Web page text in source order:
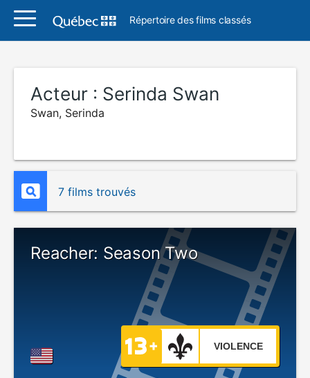
Répertoire des films classés
Acteur : Serinda Swan
Swan, Serinda
7 films trouvés
Reacher: Season Two
VIOLENCE